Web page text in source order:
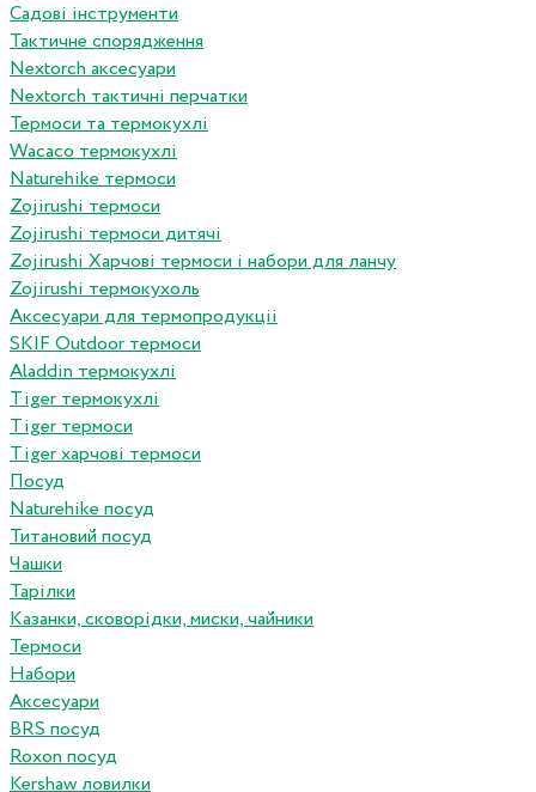
Садові інструменти
Тактичне спорядження
Nextorch аксесуари
Nextorch тактичні перчатки
Термоси та термокухлі
Wacaco термокухлі
Naturehike термоси
Zojirushi термоси
Zojirushi термоси дитячі
Zojirushi Харчові термоси і набори для ланчу
Zojirushi термокухоль
Аксесуари для термопродукціі
SKIF Outdoor термоси
Aladdin термокухлі
Tiger термокухлі
Tiger термоси
Tiger харчові термоси
Посуд
Naturehike посуд
Титановий посуд
Чашки
Тарілки
Казанки, сковорідки, миски, чайники
Термоси
Набори
Аксесуари
BRS посуд
Roxon посуд
Kershaw ловилки